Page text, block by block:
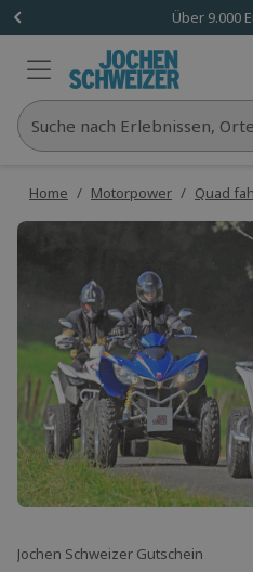
Über 9.000
Suche nach Erlebnissen,
Home / Motorpower / Quad
Jochen Schweizer Gutschein